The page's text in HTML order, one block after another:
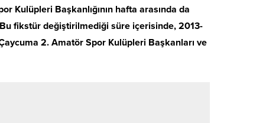
Kulüpleri Başkanlığının hafta arasında da
fikstür değiştirilmediği süre içerisinde, 2013-
2. Amatör Spor Kulüpleri Başkanları ve